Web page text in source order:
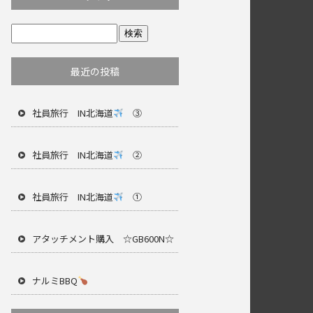
最近の投稿
社員旅行 IN北海道 ③
社員旅行 IN北海道 ②
社員旅行 IN北海道 ①
アタッチメント購入 ☆GB600N☆
ナルミBBQ